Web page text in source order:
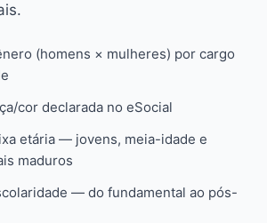
(homens × mulheres) por cargo
cor declarada no eSocial
etária — jovens, meia-idade e
maduros
— do fundamental ao pós-